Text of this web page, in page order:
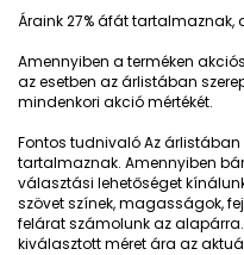
Áraink 27% áfát
Amennyiben a terméken
az esetben az árlistában
mindenkori akció mértékét.
Fontos tudnivalóAz
tartalmaznak. Amennyiben
választási lehetőséget
szövet színek, magasságok,
felárat számolunk az
kiválasztott méret ára az